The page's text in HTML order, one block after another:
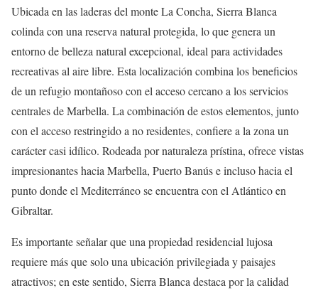
Ubicada en las laderas del monte La Concha, Sierra Blanca
colinda con una reserva natural protegida, lo que genera un
entorno de belleza natural excepcional, ideal para actividades
recreativas al aire libre. Esta localización combina los beneficios
de un refugio montañoso con el acceso cercano a los servicios
centrales de Marbella. La combinación de estos elementos, junto
con el acceso restringido a no residentes, confiere a la zona un
carácter casi idílico. Rodeada por naturaleza prístina, ofrece vistas
impresionantes hacia Marbella, Puerto Banús e incluso hacia el
punto donde el Mediterráneo se encuentra con el Atlántico en
Gibraltar.
Es importante señalar que una propiedad residencial lujosa
requiere más que solo una ubicación privilegiada y paisajes
atractivos; en este sentido, Sierra Blanca destaca por la calidad